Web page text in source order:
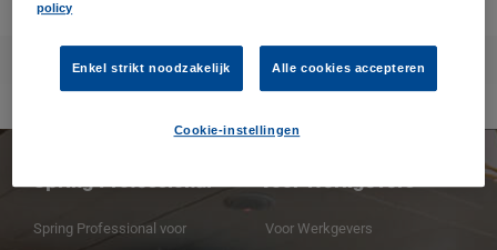
maat.
Spring Professional
Spring Professional voor
Voor Werkgevers
Voor Werkgevers
policy
Enkel strikt noodzakelijk Alle cookies accepteren
Cookie-instellingen